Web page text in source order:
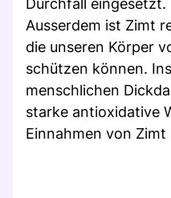
Ausserdem ist Zimt
die unseren Körper
schützen können.
menschlichen
starke antioxidative
Einnahmen von